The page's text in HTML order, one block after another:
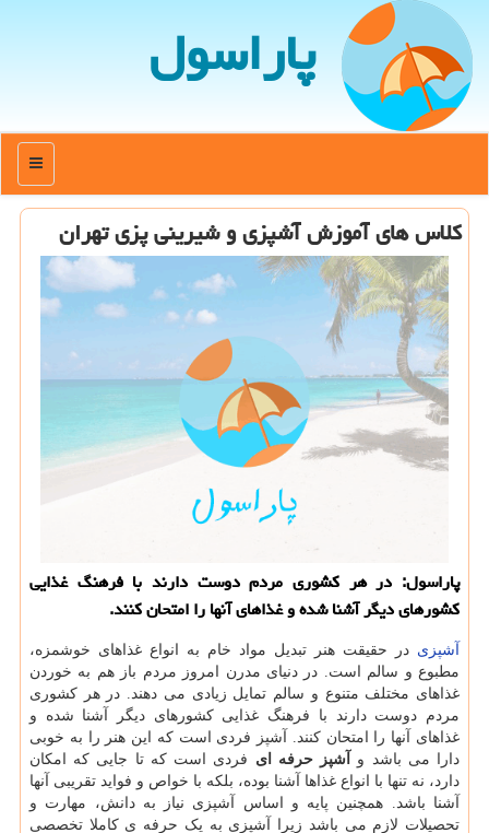
پاراسول
منو
كلاس های آموزش آشپزی و شیرینی پزی تهران
پاراسول: در هر كشوری مردم دوست دارند با فرهنگ غذایی
كشورهای دیگر آشنا شده و غذاهای آنها را امتحان كنند.
آشپزی در حقیقت هنر تبدیل مواد خام به انواع غذاهای خوشمزه،
مطبوع و سالم است. در دنیای مدرن امروز مردم باز هم به خوردن
غذاهای مختلف متنوع و سالم تمایل زیادی می دهند. در هر کشوری
مردم دوست دارند با فرهنگ غذایی کشورهای دیگر آشنا شده و
غذاهای آنها را امتحان کنند. آشپز فردی است که این هنر را به خوبی
دارا می باشد و آشپز حرفه ای فردی است که تا جایی که امکان
دارد، نه تنها با انواع غذاها آشنا بوده، بلکه با خواص و فواید تقریبی آنها
آشنا باشد. همچنین پایه و اساس آشپزی نیاز به دانش، مهارت و
تحصیلات لازم می باشد زیرا آشپزی به یک حرفه ی کاملا تخصصی